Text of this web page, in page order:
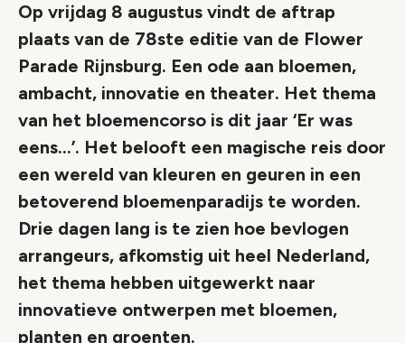
Op vrijdag 8 augustus vindt de aftrap
plaats van de 78ste editie van de Flower
Parade Rijnsburg. Een ode aan bloemen,
ambacht, innovatie en theater. Het thema
van het bloemencorso is dit jaar ‘Er was
eens…’. Het belooft een magische reis door
een wereld van kleuren en geuren in een
betoverend bloemenparadijs te worden.
Drie dagen lang is te zien hoe bevlogen
arrangeurs, afkomstig uit heel Nederland,
het thema hebben uitgewerkt naar
innovatieve ontwerpen met bloemen,
planten en groenten.